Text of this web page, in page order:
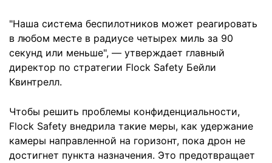
"Наша система беспилотников может реагировать
в любом месте в радиусе четырех миль за 90
секунд или меньше", — утверждает главный
директор по стратегии Flock Safety Бейли
Квинтрелл.
Чтобы решить проблемы конфиденциальности,
Flock Safety внедрила такие меры, как удержание
камеры направленной на горизонт, пока дрон не
достигнет пункта назначения. Это предотвращает